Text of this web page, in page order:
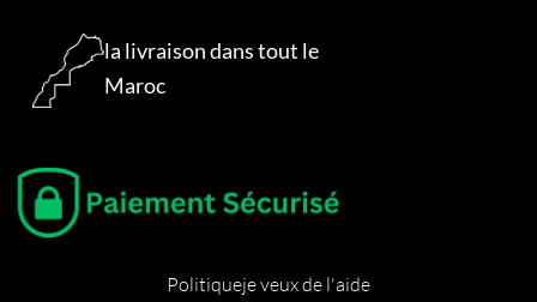
la livraison dans tout le
Maroc
Politiqueje veux de l'aide